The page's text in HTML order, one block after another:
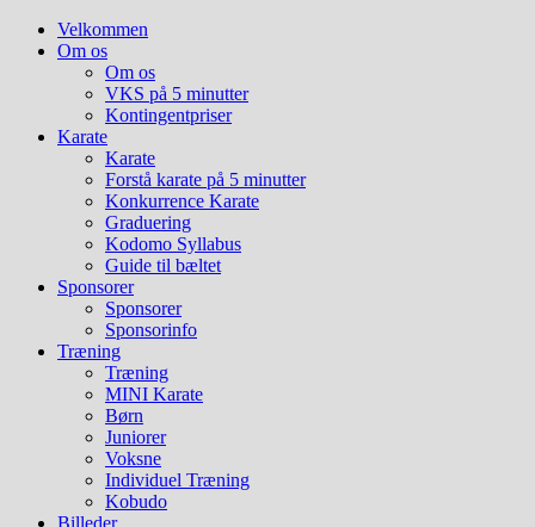
Hop
Velkommen
Om os
Om os
VKS på 5 minutter
Kontingentpriser
Karate
Karate
Forstå karate på 5 minutter
Konkurrence Karate
Graduering
Kodomo Syllabus
Guide til bæltet
Sponsorer
Sponsorer
Sponsorinfo
Træning
Træning
MINI Karate
Børn
Juniorer
Voksne
Individuel Træning
Kobudo
Billeder